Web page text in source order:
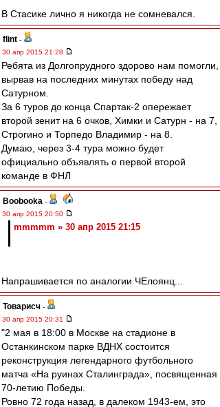
В Стасике лично я никогда не сомневался.
flint -
30 апр 2015 21:28
Ребята из Долгопрудного здорово нам помогли,
вырвав на последних минутах победу над
Сатурном.
За 6 туров до конца Спартак-2 опережает
второй зенит на 6 очков, Химки и Сатурн - на 7,
Строгино и Торпедо Владимир - на 8.
Думаю, через 3-4 тура можно будет
официально объявлять о первой второй
команде в ФНЛ
Boobooka -
30 апр 2015 20:50
mmmmm » 30 апр 2015 21:15
Напрашивается по аналогии ЧЕлоянц...
Товарисч -
30 апр 2015 20:31
"2 мая в 18:00 в Москве на стадионе в
Останкинском парке ВДНХ состоится
реконструкция легендарного футбольного
матча «На руинах Сталинграда», посвященная
70-летию Победы.
Ровно 72 года назад, в далеком 1943-ем, это